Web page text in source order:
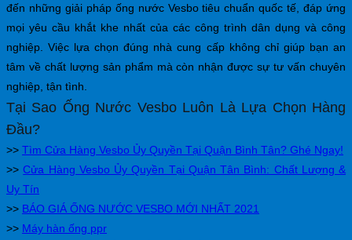
đến những giải pháp ống nước Vesbo tiêu chuẩn quốc tế, đáp ứng
mọi yêu cầu khắt khe nhất của các công trình dân dụng và công
nghiệp. Việc lựa chọn đúng nhà cung cấp không chỉ giúp bạn an
tâm về chất lượng sản phẩm mà còn nhận được sự tư vấn chuyên
nghiệp, tận tình.
Tại Sao Ống Nước Vesbo Luôn Là Lựa Chọn Hàng
Đầu?
>> Tìm Cửa Hàng Vesbo Ủy Quyền Tại Quận Bình Tân? Ghé Ngay!
>>Cửa Hàng Vesbo Ủy Quyền Tại Quận Tân Bình: Chất Lượng &
Uy Tín
>> BÁO GIÁ ỐNG NƯỚC VESBO MỚI NHẤT 2021
>> Máy hàn ống ppr